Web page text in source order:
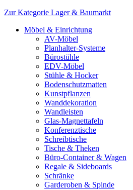
Zur Kategorie Lager & Baumarkt
Möbel & Einrichtung
AV-Möbel
Planhalter-Systeme
Bürostühle
EDV-Möbel
Stühle & Hocker
Bodenschutzmatten
Kunstpflanzen
Wanddekoration
Wandleisten
Glas-Magnettafeln
Konferenztische
Schreibtische
Tische & Theken
Büro-Container & Wagen
Regale & Sideboards
Schränke
Garderoben & Spinde